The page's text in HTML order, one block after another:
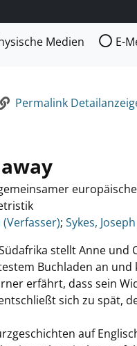
Medienart nach der Sie
Medien E-
Permalink
diesem Verfasser
(Verfasser); Sykes,
stellt Anne
Buchladen an
erfährt, dass sein
sich zu spät,
auf